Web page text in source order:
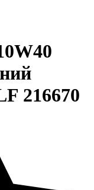
216670